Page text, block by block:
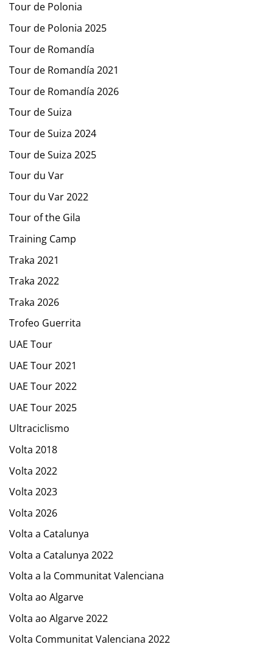
Tour de Polonia
Tour de Polonia 2025
Tour de Romandía
Tour de Romandía 2021
Tour de Romandía 2026
Tour de Suiza
Tour de Suiza 2024
Tour de Suiza 2025
Tour du Var
Tour du Var 2022
Tour of the Gila
Training Camp
Traka 2021
Traka 2022
Traka 2026
Trofeo Guerrita
UAE Tour
UAE Tour 2021
UAE Tour 2022
UAE Tour 2025
Ultraciclismo
Volta 2018
Volta 2022
Volta 2023
Volta 2026
Volta a Catalunya
Volta a Catalunya 2022
Volta a la Communitat Valenciana
Volta ao Algarve
Volta ao Algarve 2022
Volta Communitat Valenciana 2022